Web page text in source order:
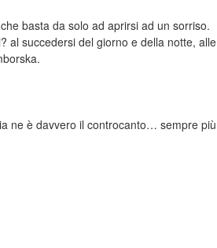
basta da solo ad aprirsi ad un sorriso.
succedersi del giorno e della notte,
ne è davvero il controcanto… sempre